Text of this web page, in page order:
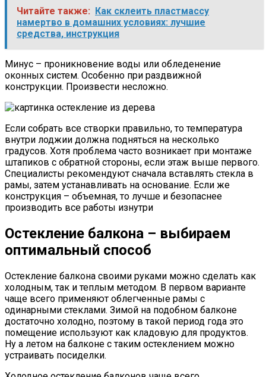
Читайте также: Как склеить пластмассу
намертво в домашних условиях: лучшие
средства, инструкция
Минус – проникновение воды или обледенение
оконных систем. Особенно при раздвижной
конструкции. Произвести несложно.
Если собрать все створки правильно, то температура
внутри лоджии должна подняться на несколько
градусов. Хотя проблема часто возникает при монтаже
штапиков с обратной стороны, если этаж выше первого.
Специалисты рекомендуют сначала вставлять стекла в
рамы, затем устанавливать на основание. Если же
конструкция – объемная, то лучше и безопаснее
производить все работы изнутри
Остекление балкона – выбираем
оптимальный способ
Остекление балкона своими руками можно сделать как
холодным, так и теплым методом. В первом варианте
чаще всего применяют облегченные рамы с
одинарными стеклами. Зимой на подобном балконе
достаточно холодно, поэтому в такой период года это
помещение используют как кладовую для продуктов.
Ну а летом на балконе с таким остеклением можно
устраивать посиделки.